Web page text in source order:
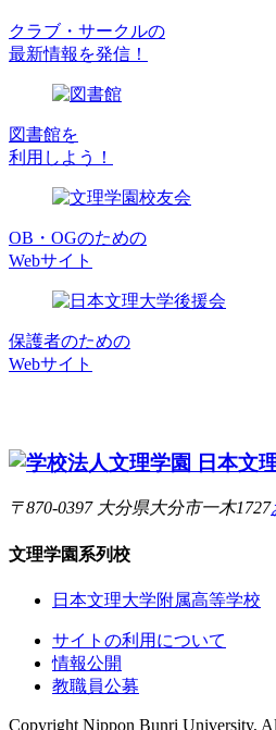
クラブ・サークルの
最新情報を発信！
図書館を
利用しよう！
OB・OGのための
Webサイト
保護者のための
Webサイト
〒870-0397 大分県大分市一木1727
文理学園系列校
日本文理大学附属高等学校
サイトの利用について
情報公開
教職員公募
Copyright Nippon Bunri University,